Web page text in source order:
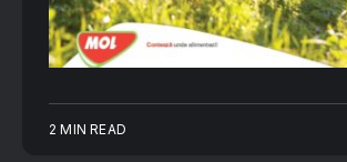
2 MIN READ